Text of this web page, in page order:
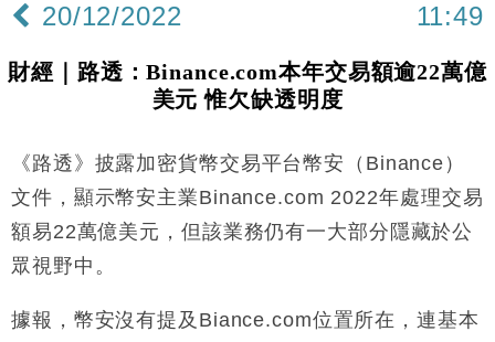
12:44
財經｜日本春季三度入市撐日圓 4月單日斥6.28萬億
11:12
國際｜特朗普料美伊戰事快結束 承認部分彈藥庫存緊
司
18:31
財經｜華僑銀行上半年淨利創新高 中期息增15%至
及消費表現
16:47
損失近6900萬元
20/12/2022 11:49
財經｜路透：Binance.com本年交易額逾22萬億
美元 惟欠缺透明度
《路透》披露加密貨幣交易平台幣安（Binance）
文件，顯示幣安主業Binance.com 2022年處理交易
額易22萬億美元，但該業務仍有一大部分隱藏於公
眾視野中。
據報，幣安沒有提及Biance.com位置所在，連基本